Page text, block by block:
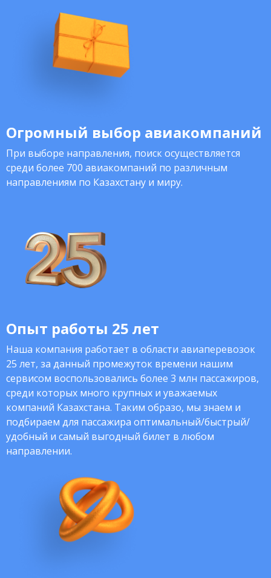
Огромный выбор авиакомпаний
При выборе направления, поиск осуществляется
среди более 700 авиакомпаний по различным
направлениям по Казахстану и миру.
Опыт работы 25 лет
Наша компания работает в области авиаперевозок
25 лет, за данный промежуток времени нашим
сервисом воспользовались более 3 млн пассажиров,
среди которых много крупных и уважаемых
компаний Казахстана. Таким образо, мы знаем и
подбираем для пассажира оптимальный/быстрый/
удобный и самый выгодный билет в любом
направлении.